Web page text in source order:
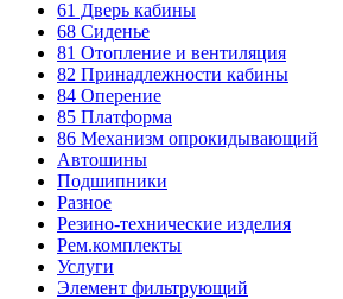
61 Дверь кабины
68 Сиденье
81 Отопление и вентиляция
82 Принадлежности кабины
84 Оперение
85 Платформа
86 Механизм опрокидывающий
Автошины
Подшипники
Разное
Резино-технические изделия
Рем.комплекты
Услуги
Элемент фильтрующий